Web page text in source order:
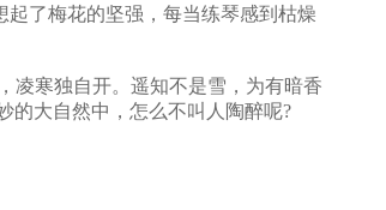
了梅花的坚强，每当练琴感到枯燥
寒独自开。遥知不是雪，为有暗香
大自然中，怎么不叫人陶醉呢?